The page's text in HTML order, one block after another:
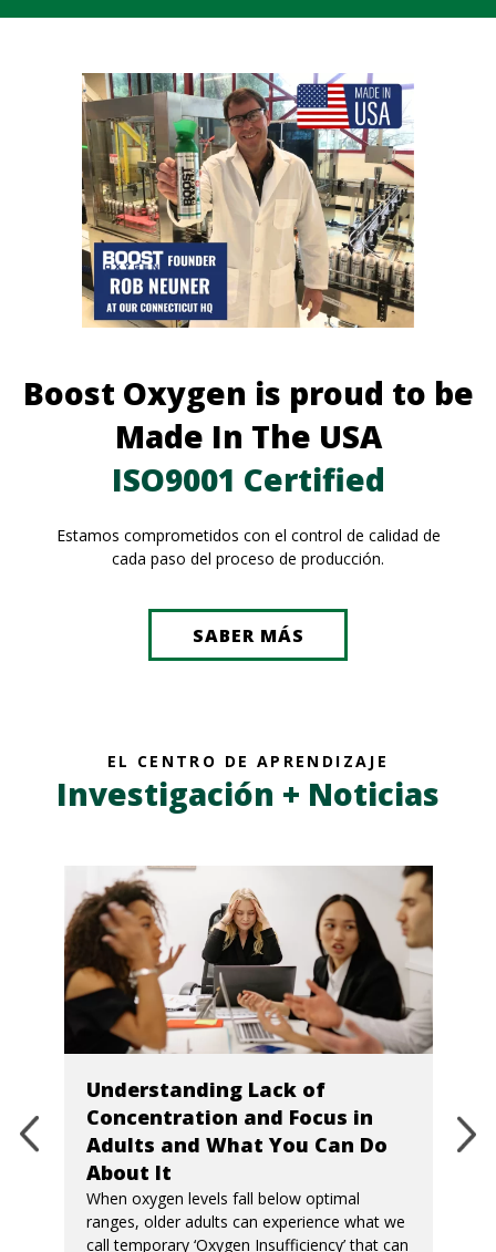
Boost Oxygen is proud to be
Made In The USA
ISO9001 Certified
Estamos comprometidos con el control de calidad de
cada paso del proceso de producción.
SABER MÁS
EL CENTRO DE APRENDIZAJE
Investigación + Noticias
Understanding Lack of
Concentration and Focus in
Adults and What You Can Do
About It
When oxygen levels fall below optimal
ranges, older adults can experience what we
call temporary ‘Oxygen Insufficiency’ that can